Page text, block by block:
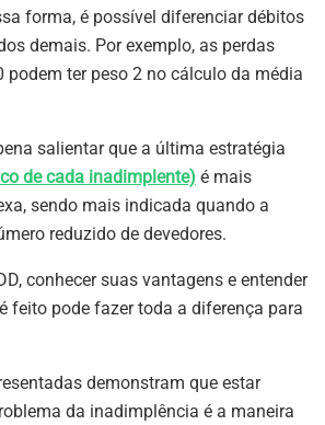
forma, é possível diferenciar débitos
demais. Por exemplo, as perdas
podem ter peso 2 no cálculo da média
salientar que a última estratégia
de cada inadimplente) é mais
sendo mais indicada quando a
reduzido de devedores.
conhecer suas vantagens e entender
feito pode fazer toda a diferença para
demonstram que estar
da inadimplência é a maneira